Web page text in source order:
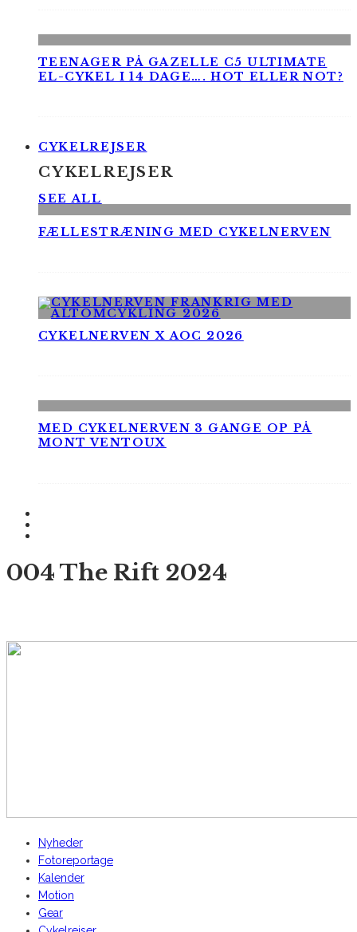
TEENAGER PÅ GAZELLE C5 ULTIMATE
EL-CYKEL I 14 DAGE…. HOT ELLER NOT?
CYKELREJSER
CYKELREJSER
SEE ALL
FÆLLESTRÆNING MED CYKELNERVEN
CYKELNERVEN X AOC 2026
MED CYKELNERVEN 3 GANGE OP PÅ
MONT VENTOUX
004 The Rift 2024
Nyheder
Fotoreportage
Kalender
Motion
Gear